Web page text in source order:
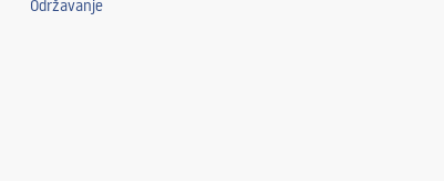
Održavanje